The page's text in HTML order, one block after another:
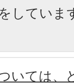
していま
いては、